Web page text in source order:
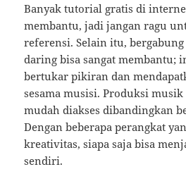
Banyak tutorial gratis di
membantu, jadi jangan ragu
referensi. Selain itu,
daring bisa sangat membantu;
bertukar pikiran dan
sesama musisi. Produksi
mudah diakses dibandingkan
Dengan beberapa perangkat
kreativitas, siapa saja bisa
sendiri.